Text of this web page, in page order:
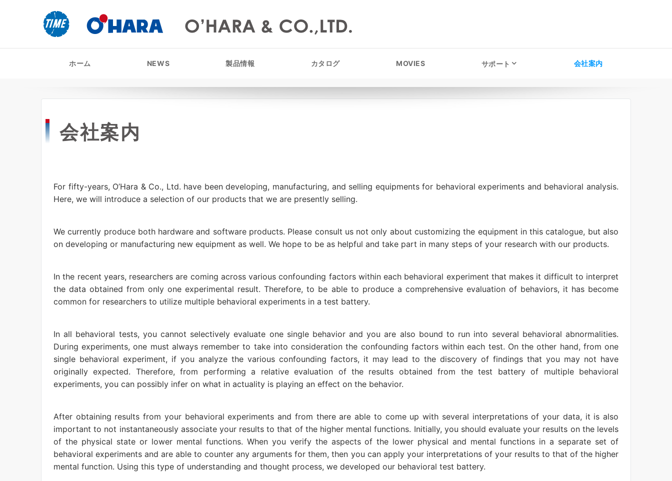
ホーム NEWS 製品情報 カタログ MOVIES サポート 会社案内
会社案内
For fifty-years, O’Hara & Co., Ltd. have been developing, manufacturing, and selling equipments for behavioral experiments and behavioral analysis.
Here, we will introduce a selection of our products that we are presently selling.
We currently produce both hardware and software products. Please consult us not only about customizing the equipment in this catalogue, but also
on developing or manufacturing new equipment as well. We hope to be as helpful and take part in many steps of your research with our products.
In the recent years, researchers are coming across various confounding factors within each behavioral experiment that makes it difficult to interpret
the data obtained from only one experimental result. Therefore, to be able to produce a comprehensive evaluation of behaviors, it has become
common for researchers to utilize multiple behavioral experiments in a test battery.
In all behavioral tests, you cannot selectively evaluate one single behavior and you are also bound to run into several behavioral abnormalities.
During experiments, one must always remember to take into consideration the confounding factors within each test. On the other hand, from one
single behavioral experiment, if you analyze the various confounding factors, it may lead to the discovery of findings that you may not have
originally expected. Therefore, from performing a relative evaluation of the results obtained from the test battery of multiple behavioral
experiments, you can possibly infer on what in actuality is playing an effect on the behavior.
After obtaining results from your behavioral experiments and from there are able to come up with several interpretations of your data, it is also
important to not instantaneously associate your results to that of the higher mental functions. Initially, you should evaluate your results on the levels
of the physical state or lower mental functions. When you verify the aspects of the lower physical and mental functions in a separate set of
behavioral experiments and are able to counter any arguments for them, then you can apply your interpretations of your results to that of the higher
mental function. Using this type of understanding and thought process, we developed our behavioral test battery.